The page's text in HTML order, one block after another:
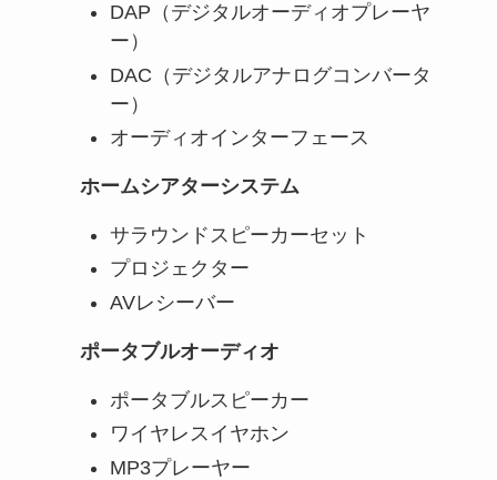
DAP（デジタルオーディオプレーヤ
ー）
DAC（デジタルアナログコンバータ
ー）
オーディオインターフェース
ホームシアターシステム
サラウンドスピーカーセット
プロジェクター
AVレシーバー
ポータブルオーディオ
ポータブルスピーカー
ワイヤレスイヤホン
MP3プレーヤー